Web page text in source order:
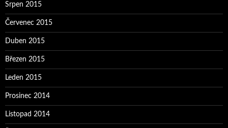
Srpen 2015
Červenec 2015
Duben 2015
Březen 2015
Leden 2015
Prosinec 2014
Listopad 2014